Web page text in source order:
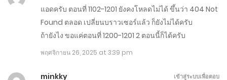
มิถุนายน 27, 2025
ตอนที่ 501-600
แอดครับ ตอนที่ 1102-1201 ยังคงโหลดไม่ได้ ขึ้นว่า 404 Not
Found ตลอด เปลี่ยนบราวเซอร์แล้ว ก็ยังไม่ได้ครับ
ถ้ายังไง ขอแค่ตอนที่ 1200-1201 2 ตอนนี้ก็ได้ครับ
พฤศจิกายน 26, 2025 at 3:39 pm
minkky เข้าสู่ระบบเพื่อตอบ